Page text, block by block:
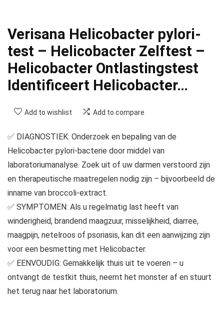
Verisana Helicobacter pylori-
test – Helicobacter Zelftest –
Helicobacter Ontlastingstest
Identificeert Helicobacter…
Add to wishlist Add to compare
✅ DIAGNOSTIEK: Onderzoek en bepaling van de
Helicobacter pylori-bacterie door middel van
laboratoriumanalyse. Zoek uit of uw darmen verstoord zijn
en therapeutische maatregelen nodig zijn – bijvoorbeeld de
inname van broccoli-extract.
✅ SYMPTOMEN: Als u regelmatig last heeft van
winderigheid, brandend maagzuur, misselijkheid, diarree,
maagpijn, netelroos of psoriasis, kan dit een aanwijzing zijn
voor een besmetting met Helicobacter.
✅ EENVOUDIG: Gemakkelijk thuis uit te voeren – u
ontvangt de testkit thuis, neemt het monster af en stuurt
het terug naar het laboratorium.